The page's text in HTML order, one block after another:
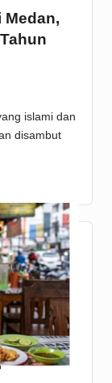
Medan,
islami dan
disambut